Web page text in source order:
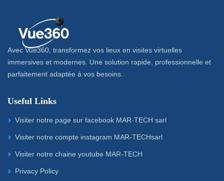
Avec Vue360, transformez vos lieux en visites virtuelles
immersives et modernes. Une solution rapide, professionnelle et
parfaitement adaptée à vos besoins.
Useful Links
Visiter notre page sur facebook MAR-TECH sarl
Visiter notre compte instagram MAR-TECHsarl
Visiter notre chaine youtube MAR-TECH
Privacy Policy